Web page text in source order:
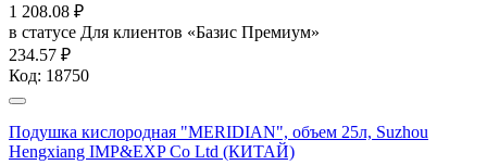
1 208.08 ₽
в статусе Для клиентов «Базис Премиум»
234.57 ₽
Код: 18750
Подушка кислородная "MERIDIAN", объем 25л, Suzhou
Hengxiang IMP&EXP Co Ltd (КИТАЙ)